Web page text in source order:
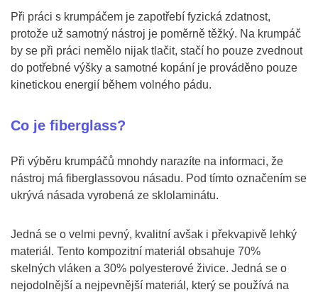
Při práci s krumpáčem je zapotřebí fyzická zdatnost,
protože už samotný nástroj je poměrně těžký. Na krumpáč
by se při práci nemělo nijak tlačit, stačí ho pouze zvednout
do potřebné výšky a samotné kopání je prováděno pouze
kinetickou energií během volného pádu.
Co je fiberglass?
Při výběru krumpáčů mnohdy narazíte na informaci, že
nástroj má fiberglassovou násadu. Pod tímto označením se
ukrývá násada vyrobená ze sklolaminátu.
Jedná se o velmi pevný, kvalitní avšak i překvapivě lehký
materiál. Tento kompozitní materiál obsahuje 70%
skelných vláken a 30% polyesterové živice. Jedná se o
nejodolnější a nejpevnější materiál, který se používá na